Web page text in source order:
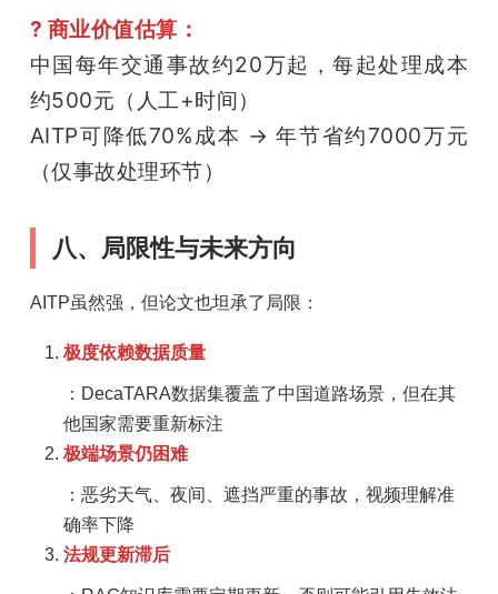
? 商业价值估算：
中国每年交通事故约20万起，每起处理成本
约500元（人工+时间）
AITP可降低70%成本 → 年节省约7000万元
（仅事故处理环节）
八、局限性与未来方向
AITP虽然强，但论文也坦承了局限：
极度依赖数据质量
：DecaTARA数据集覆盖了中国道路场景，但在其
他国家需要重新标注
极端场景仍困难
：恶劣天气、夜间、遮挡严重的事故，视频理解准
确率下降
法规更新滞后